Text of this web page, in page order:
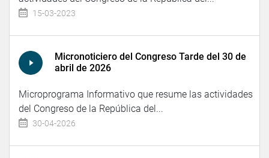
15-03-2023
Micronoticiero del Congreso Tarde del 30 de
abril de 2026
Microprograma Informativo que resume las actividades
del Congreso de la República del...
30-04-2026